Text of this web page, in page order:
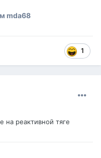
mda68
1
на реактивной тяге